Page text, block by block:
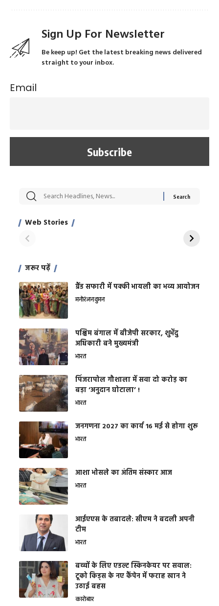
Sign Up For Newsletter
Be keep up! Get the latest breaking news delivered
straight to your inbox.
Email
Web Stories
सट्टेबाजी में अरेस्ट हुए
साहिल खान
रोज एक कच्चे लहसुन
जरूर पढ़ें
ग्रैंड सफारी में पक्की भायली का भव्य आयोजन
मनोरंजनवुमन
पश्चिम बंगाल में बीजेपी सरकार, शुभेंदु
अधिकारी बने मुख्यमंत्री
भारत
​पिंजरापोल गौशाला में सवा दो करोड़ का
बड़ा ‘अनुदान घोटाला’ !
भारत
जनगणना 2027 का कार्य 16 मई से होगा शुरू
भारत
आशा भोसले का अंतिम संस्कार आज
भारत
आईएएस के तबादले: सीएम ने बदली अपनी
टीम
भारत
बच्चों के लिए एडल्ट स्किनकेयर पर सवाल:
टूको किड्स के नए कैंपेन में फराह खान ने
उठाई बहस
कारोबार